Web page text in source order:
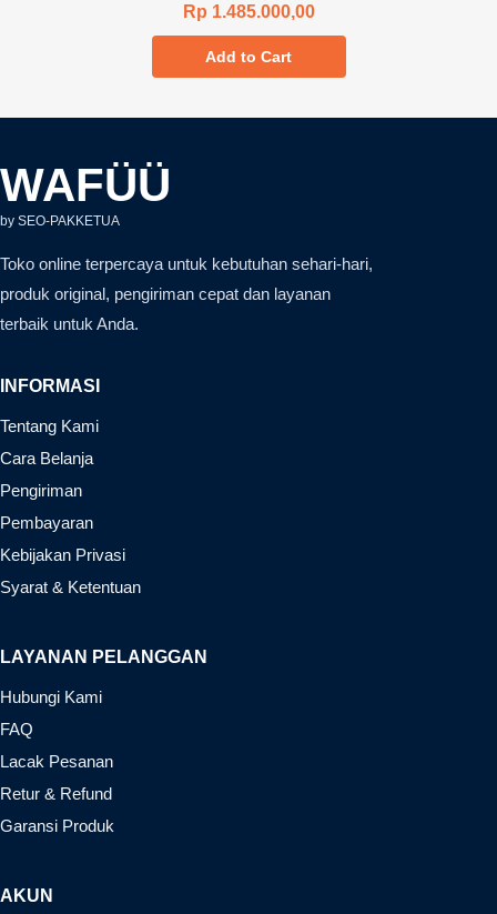
Rp 1.485.000,00
Add to Cart
WAFÜÜ
by SEO-PAKKETUA
Toko online terpercaya untuk kebutuhan sehari-hari,
produk original, pengiriman cepat dan layanan
terbaik untuk Anda.
INFORMASI
Tentang Kami
Cara Belanja
Pengiriman
Pembayaran
Kebijakan Privasi
Syarat & Ketentuan
LAYANAN PELANGGAN
Hubungi Kami
FAQ
Lacak Pesanan
Retur & Refund
Garansi Produk
AKUN